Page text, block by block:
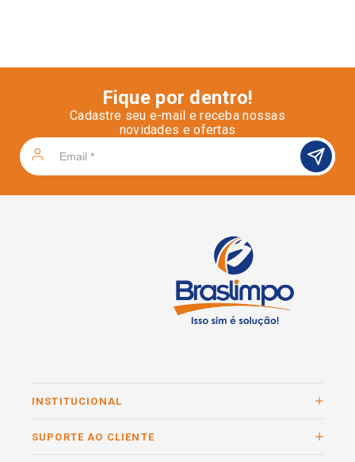
Fique por dentro!
Cadastre seu e-mail e receba nossas
novidades e ofertas
INSTITUCIONAL
SUPORTE AO CLIENTE